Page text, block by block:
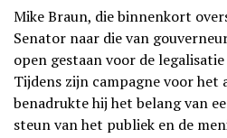
Mike Braun, die binnenkort
Senator naar die van
open gestaan voor de
Tijdens zijn campagne voor het
benadrukte hij het belang van
steun van het publiek en de